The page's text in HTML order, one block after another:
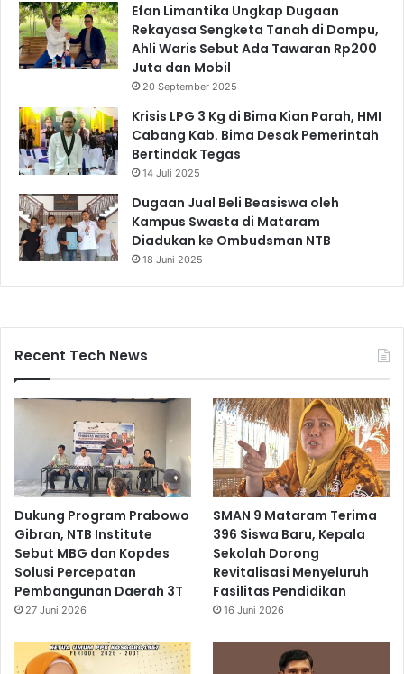
Efan Limantika Ungkap Dugaan
Rekayasa Sengketa Tanah di Dompu,
Ahli Waris Sebut Ada Tawaran Rp200
Juta dan Mobil
20 September 2025
Krisis LPG 3 Kg di Bima Kian Parah, HMI
Cabang Kab. Bima Desak Pemerintah
Bertindak Tegas
14 Juli 2025
Dugaan Jual Beli Beasiswa oleh
Kampus Swasta di Mataram
Diadukan ke Ombudsman NTB
18 Juni 2025
Recent Tech News
Dukung Program Prabowo
Gibran, NTB Institute
Sebut MBG dan Kopdes
Solusi Percepatan
Pembangunan Daerah 3T
27 Juni 2026
SMAN 9 Mataram Terima
396 Siswa Baru, Kepala
Sekolah Dorong
Revitalisasi Menyeluruh
Fasilitas Pendidikan
16 Juni 2026